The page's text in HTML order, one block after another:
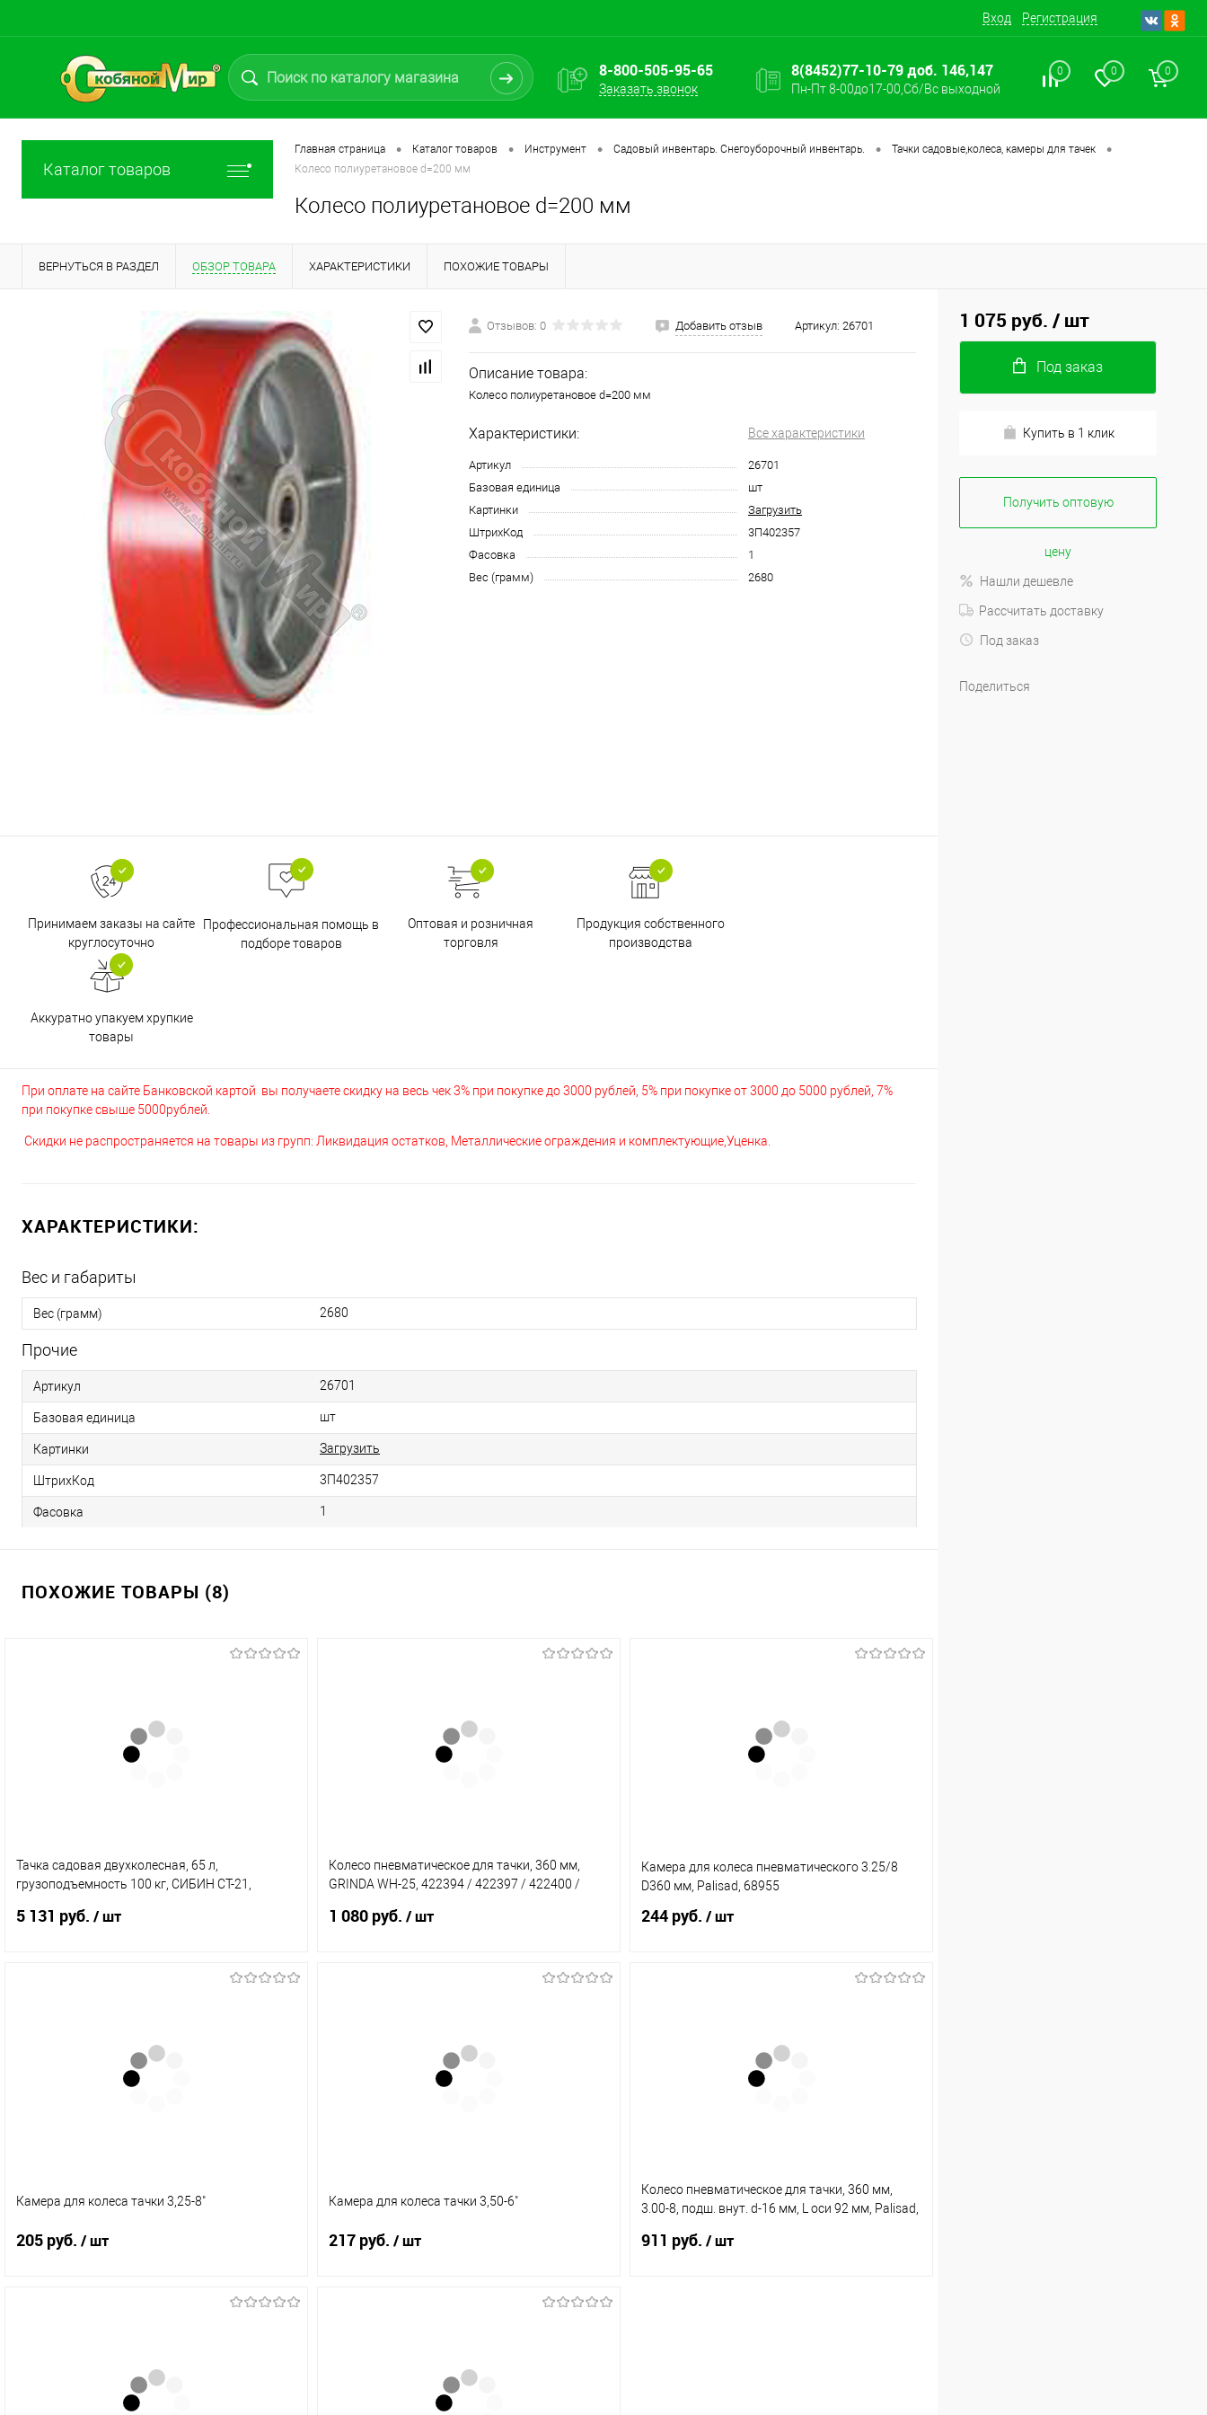
Вход Регистрация
8-800-505-95-65
Заказать звонок
8(8452)77-10-79 доб. 146,147
Пн-Пт 8-00до17-00,Сб/Вс выходной
0 0 0
Каталог товаров
Главная страница • Каталог товаров • Инструмент • Садовый инвентарь. Снегоуборочный инвентарь. • Тачки садовые,колеса, камеры для тачек •
Колесо полиуретановое d=200 мм
Колесо полиуретановое d=200 мм
ВЕРНУТЬСЯ В РАЗДЕЛ ОБЗОР ТОВАРА ХАРАКТЕРИСТИКИ ПОХОЖИЕ ТОВАРЫ
Отзывов: 0 Добавить отзыв Артикул: 26701
Описание товара:
Колесо полиуретановое d=200 мм
Характеристики: Все характеристики
Артикул
26701
Базовая единица
шт
Картинки
Загрузить
ШтрихКод
3П402357
Фасовка
1
Вес (грамм)
2680
Принимаем заказы на сайте
круглосуточно
Профессиональная помощь в
подборе товаров
Оптовая и розничная
торговля
Продукция собственного
производства
Аккуратно упакуем хрупкие
товары
При оплате на сайте Банковской картой вы получаете скидку на весь чек 3% при покупке до 3000 рублей, 5% при покупке от 3000 до 5000 рублей, 7%
при покупке свыше 5000рублей.
Скидки не распространяется на товары из групп: Ликвидация остатков, Металлические ограждения и комплектующие,Уценка.
ХАРАКТЕРИСТИКИ:
Вес и габариты
Вес (грамм) 2680
Прочие
Артикул 26701
Базовая единица шт
Картинки Загрузить
ШтрихКод 3П402357
Фасовка 1
ПОХОЖИЕ ТОВАРЫ (8)
Тачка садовая двухколесная, 65 л,
грузоподъемность 100 кг, СИБИН СТ-21,
5 131 руб. / шт
Колесо пневматическое для тачки, 360 мм,
GRINDA WH-25, 422394 / 422397 / 422400 /
1 080 руб. / шт
Камера для колеса пневматического 3.25/8
D360 мм, Palisad, 68955
244 руб. / шт
Камера для колеса тачки 3,25-8"
205 руб. / шт
Камера для колеса тачки 3,50-6"
217 руб. / шт
Колесо пневматическое для тачки, 360 мм,
3.00-8, подш. внут. d-16 мм, L оси 92 мм, Palisad,
911 руб. / шт
1 075 руб. / шт
Под заказ
Купить в 1 клик
Получить оптовую
цену
Нашли дешевле
Рассчитать доставку
Под заказ
Поделиться